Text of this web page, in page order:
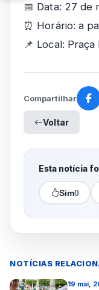
📅 Data: 27 de
⏰ Horário: a
📌 Local:
Compartilhar
Voltar
Esta notícia
Sim0
NOTÍCIAS
19 mai,